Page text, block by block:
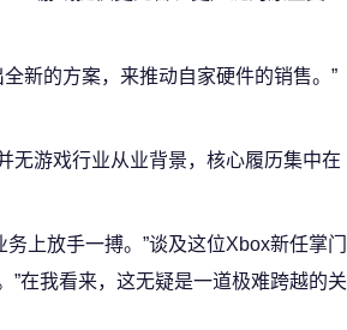
新的方案，来推动自家硬件的销售。”
无游戏行业从业背景，核心履历集中在
上放手一搏。”谈及这位Xbox新任掌门
”在我看来，这无疑是一道极难跨越的关